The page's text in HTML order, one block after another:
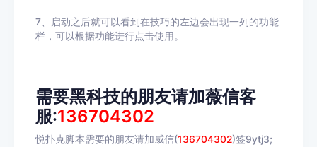
7、启动之后就可以看到在技巧的左边会出现一列的功能
栏，可以根据功能进行点击使用。
需要黑科技的朋友请加薇信客
服:136704302
悦扑克脚本需要的朋友请加威信(136704302)签9ytj3;